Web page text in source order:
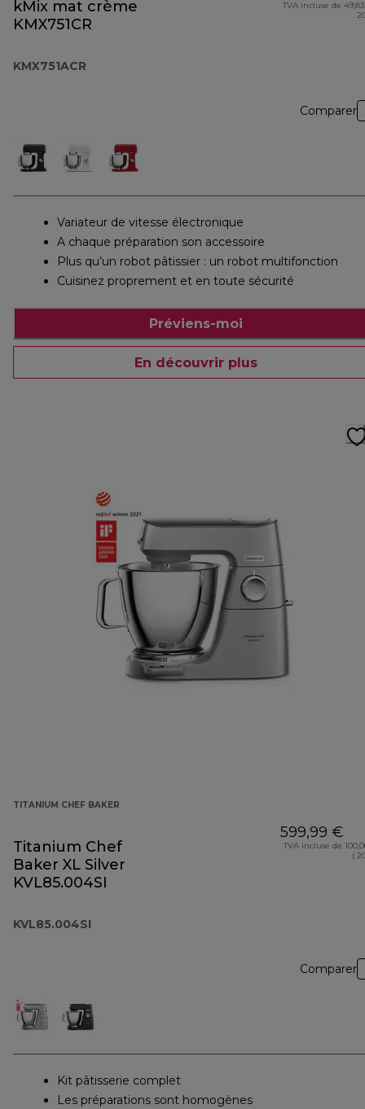
kMix mat crème
KMX751CR
KMX751ACR
TVA incluse de
Comparer
Variateur de vitesse électronique
A chaque préparation son accessoire
Plus qu’un robot pâtissier : un robot multifonction
Cuisinez proprement et en toute sécurité
Préviens-moi
En découvrir plus
TITANIUM CHEF BAKER
Titanium Chef
Baker XL Silver
KVL85.004SI
KVL85.004SI
599,99 €
TVA incluse de
(
Comparer
Kit pâtisserie complet
Les préparations sont homogènes